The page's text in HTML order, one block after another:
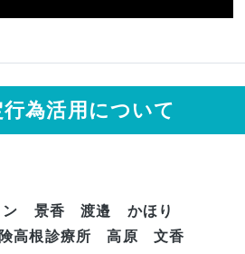
為活用について
ション 景香 渡邉 かほり
療所 高原 文香